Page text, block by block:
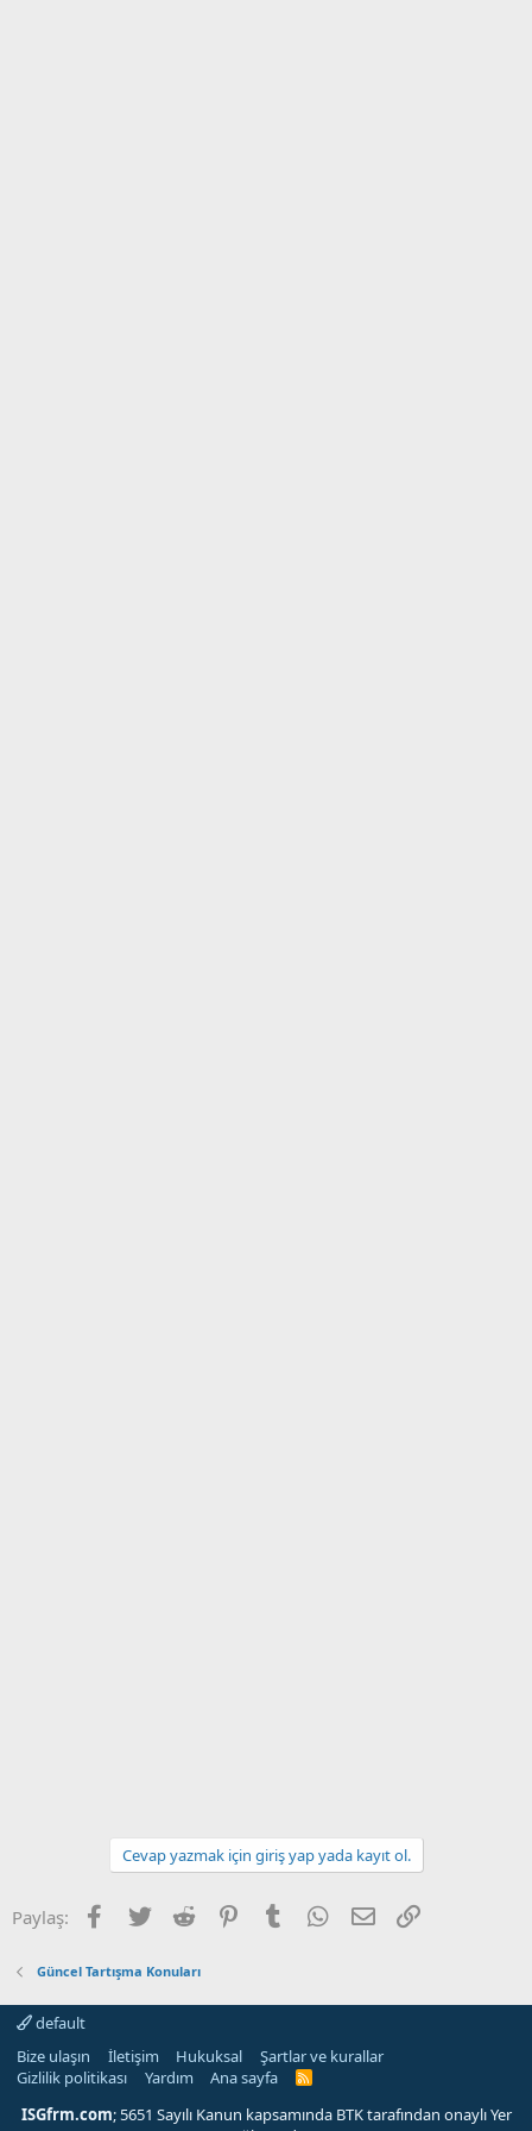
Cevap yazmak için giriş yap yada kayıt ol.
Paylaş: Facebook
Twitter Reddit PinterestTumblr WhatsApp
E-posta
Güncel Tartışma Konuları
default
Bize ulaşın
İletişim Hukuksal
Şartlar ve kurallar
Gizlilik politikası
Yardım Ana sayfa
R
S
ISGfrm.com; 5651 Sayılı Kanun kapsamında BTK tarafından onaylı Yer